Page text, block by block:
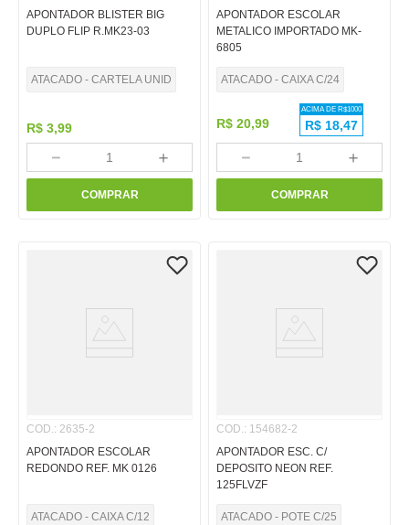
APONTADOR BLISTER BIG
DUPLO FLIP R.MK23-03
ATACADO - CARTELA UNID
R$ 3,99
＋
－
COMPRAR
APONTADOR ESCOLAR
METALICO IMPORTADO MK-
6805
ATACADO - CAIXA C/24
R$ 20,99
ACIMA DE R$1000
R$ 18,47
＋
－
COMPRAR
COD.: 2635-2
APONTADOR ESCOLAR
REDONDO REF. MK 0126
ATACADO - CAIXA C/12
COD.: 154682-2
APONTADOR ESC. C/
DEPOSITO NEON REF.
125FLVZF
ATACADO - POTE C/25